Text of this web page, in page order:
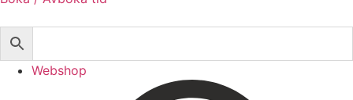
Microneedling/Dermapen™
Ansiktsbehandling
Webshop